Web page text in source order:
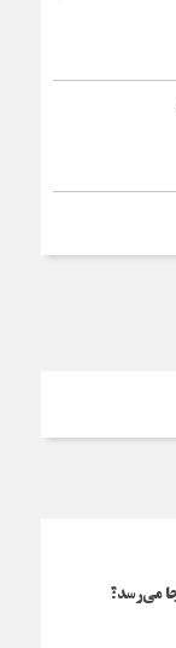
می‌رسد؟